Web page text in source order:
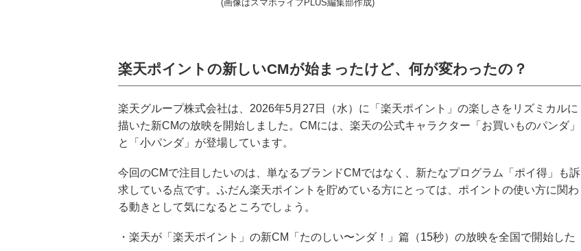
(画像はスマホライフPLUS編集部作成)
楽天ポイントの新しいCMが始まったけど、何が変わったの？
楽天グループ株式会社は、2026年5月27日（水）に「楽天ポイント」の楽しさをリズミカルに
描いた新CMの放映を開始しました。CMには、楽天の公式キャラクター「お買いものパンダ」
と「小パンダ」が登場しています。
今回のCMで注目したいのは、単なるブランドCMではなく、新たなプログラム「ポイ得」も訴
求している点です。ふだん楽天ポイントを貯めている方にとっては、ポイントの使い方に関わ
る動きとして気になるところでしょう。
・楽天が「楽天ポイント」の新CM「たのしい〜ンダ！」篇（15秒）の放映を全国で開始した